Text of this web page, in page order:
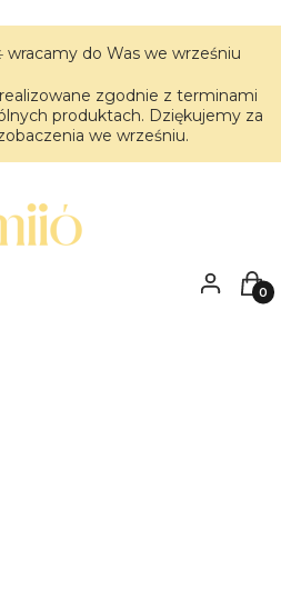
do Was we wrześniu
zgodnie z terminami
produktach. Dziękujemy za
we wrześniu.
Zaloguj się